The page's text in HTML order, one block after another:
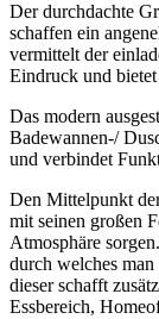
Der durchdachte
schaffen ein
vermittelt der
Eindruck und
Das modern
Badewannen-/
und verbindet
Den Mittelpunkt
mit seinen großen
Atmosphäre
durch welches
dieser schafft
Essbereich,